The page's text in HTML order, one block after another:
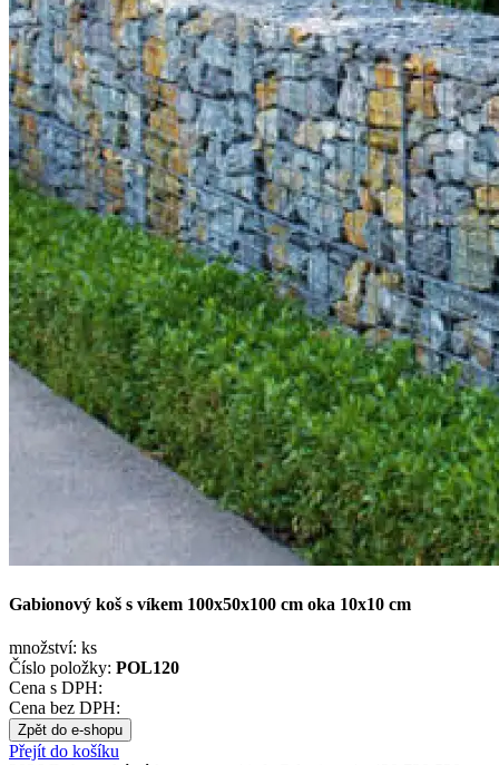
Gabionový koš s víkem 100x50x100 cm oka 10x10 cm
množství: ks
Číslo položky: POL120
Cena s DPH:
Cena bez DPH:
Zpět do e-shopu
Přejít do košíku